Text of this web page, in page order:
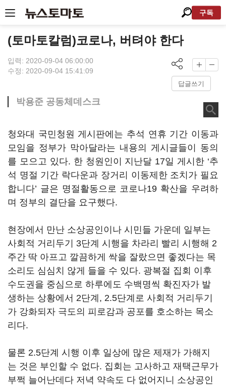
구독
(토마토칼럼)코로나, 버텨야 한다
입력: 2020-09-04 06:00:00
수정: 2020-09-04 15:41:09
답글쓰기
박용준 공동체데스크
청와대 국민청원 게시판에는 추석 연휴 기간 이동과
모임을 정부가 막아달라는 내용의 게시글들이 동의
를 모으고 있다. 한 청원인이 지난달 17일 게시한 ‘추
석 명절 기간 락다운과 장거리 이동제한 조치가 필요
합니다’ 글은 명절활동으로 코로나19 확산을 우려하
며 정부의 결단을 요구했다.
현장에서 만난 소상공인이나 시민들 가운데 일부는
사회적 거리두기 3단계 시행을 차라리 빨리 시행해 2
주간 딱 아프고 깔끔하게 싹을 잘랐으면 좋겠다는 목
소리도 심심치 않게 들을 수 있다. 광복절 집회 이후
수도권을 중심으로 하루에도 수백명씩 확진자가 발
생하는 상황에서 2단계, 2.5단계로 사회적 거리두기
가 강화되자 극도의 피로감과 공포를 호소하는 목소
리다.
물론 2.5단계 시행 이후 일상에 많은 제재가 가해지
는 것은 부인할 수 없다. 집회는 고사하고 재택근무가
부쩍 늘어난데다 저녁 약속도 다 없어지니 소상공인